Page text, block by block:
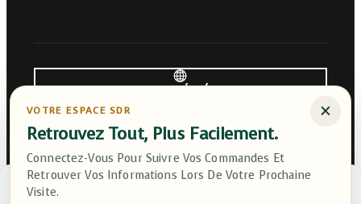
Saint-André, Réunion
Contacter Service Client
×
VOTRE ESPACE SDR
Retrouvez Tout, Plus Facilement.
Connectez-Vous Pour Suivre Vos Commandes Et
Retrouver Vos Informations Lors De Votre Prochaine
Visite.